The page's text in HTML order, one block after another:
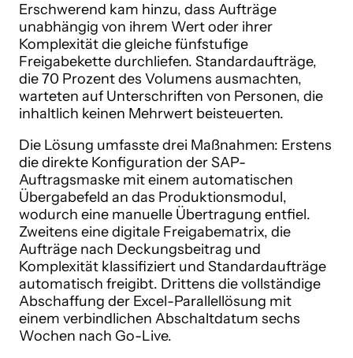
Erschwerend kam hinzu, dass Aufträge
unabhängig von ihrem Wert oder ihrer
Komplexität die gleiche fünfstufige
Freigabekette durchliefen. Standardaufträge,
die 70 Prozent des Volumens ausmachten,
warteten auf Unterschriften von Personen, die
inhaltlich keinen Mehrwert beisteuerten.
Die Lösung umfasste drei Maßnahmen: Erstens
die direkte Konfiguration der SAP-
Auftragsmaske mit einem automatischen
Übergabefeld an das Produktionsmodul,
wodurch eine manuelle Übertragung entfiel.
Zweitens eine digitale Freigabematrix, die
Aufträge nach Deckungsbeitrag und
Komplexität klassifiziert und Standardaufträge
automatisch freigibt. Drittens die vollständige
Abschaffung der Excel-Parallellösung mit
einem verbindlichen Abschaltdatum sechs
Wochen nach Go-Live.